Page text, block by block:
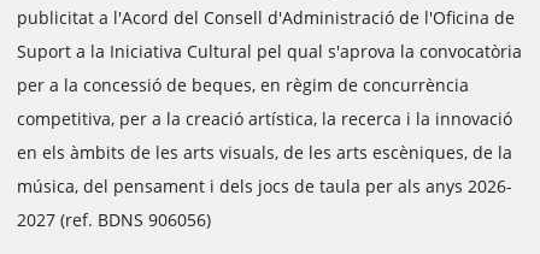
publicitat a l'Acord del Consell d'Administració de l'Oficina de
Suport a la Iniciativa Cultural pel qual s'aprova la convocatòria
per a la concessió de beques, en règim de concurrència
competitiva, per a la creació artística, la recerca i la innovació
en els àmbits de les arts visuals, de les arts escèniques, de la
música, del pensament i dels jocs de taula per als anys 2026-
2027 (ref. BDNS 906056)